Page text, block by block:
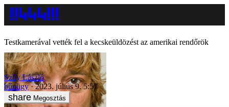
Testkamerával vették fel a kecskeüldözést az amerikai rendőrök
Szily László
bűnügy
2023. július 9. 5:57
Megosztás